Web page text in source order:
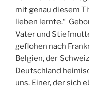
mit genau diesem
lieben lernte.“
Vater und
geflohen nach
Belgien, der
Deutschland
uns. Einer, der sich